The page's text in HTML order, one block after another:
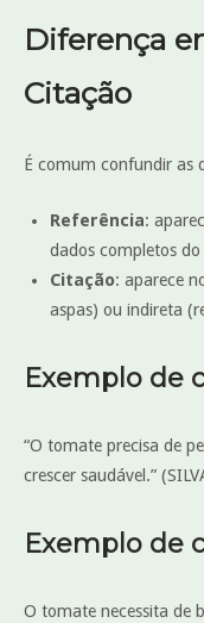
Diferença
Citação
É comum confundir as
Referência:
dados completos do
Citação: aparece
aspas) ou indireta
Exemplo de
“O tomate precisa de
crescer saudável.”
Exemplo de
O tomate necessita de